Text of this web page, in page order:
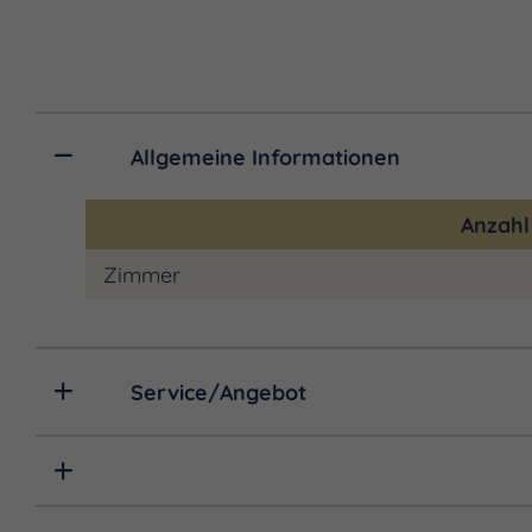
Allgemeine Informationen
Zimmer
Service/Angebot